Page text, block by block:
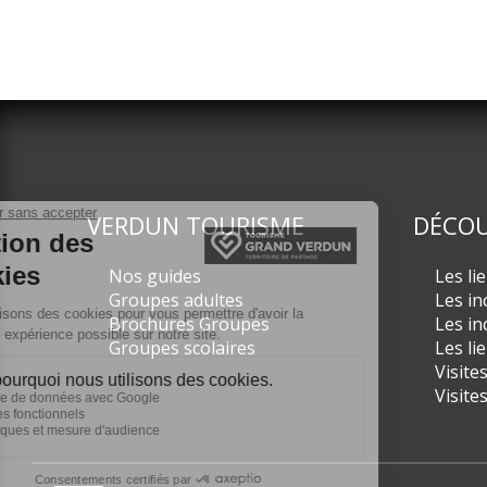
VERDUN TOURISME
Nos guides
Groupes adultes
Brochures Groupes
Groupes scolaires
Les
Les
Les
Les